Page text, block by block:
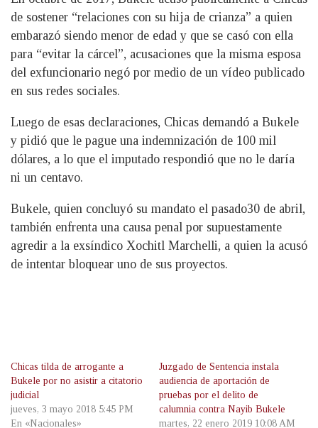
de sostener “relaciones con su hija de crianza” a quien
embarazó siendo menor de edad y que se casó con ella
para “evitar la cárcel”, acusaciones que la misma esposa
del exfuncionario negó por medio de un vídeo publicado
en sus redes sociales.
Luego de esas declaraciones, Chicas demandó a Bukele
y pidió que le pague una indemnización de 100 mil
dólares, a lo que el imputado respondió que no le daría
ni un centavo.
Bukele, quien concluyó su mandato el pasado30 de abril,
también enfrenta una causa penal por supuestamente
agredir a la exsíndico Xochitl Marchelli, a quien la acusó
de intentar bloquear uno de sus proyectos.
Chicas tilda de arrogante a
Bukele por no asistir a citatorio
judicial
jueves, 3 mayo 2018 5:45 PM
En «Nacionales»
Juzgado de Sentencia instala
audiencia de aportación de
pruebas por el delito de
calumnia contra Nayib Bukele
martes, 22 enero 2019 10:08 AM